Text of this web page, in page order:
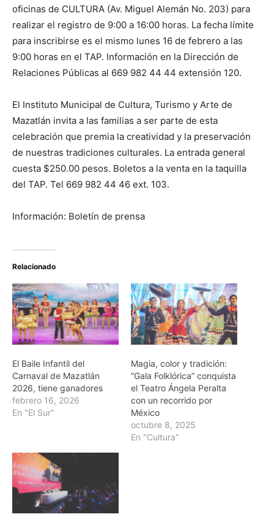
oficinas de CULTURA (Av. Miguel Alemán No. 203) para
realizar el registro de 9:00 a 16:00 horas. La fecha límite
para inscribirse es el mismo lunes 16 de febrero a las
9:00 horas en el TAP. Información en la Dirección de
Relaciones Públicas al 669 982 44 44 extensión 120.
El Instituto Municipal de Cultura, Turismo y Arte de
Mazatlán invita a las familias a ser parte de esta
celebración que premia la creatividad y la preservación
de nuestras tradiciones culturales. La entrada general
cuesta $250.00 pesos. Boletos a la venta en la taquilla
del TAP. Tel 669 982 44 46 ext. 103.
Información: Boletín de prensa
Relacionado
El Baile Infantil del
Carnaval de Mazatlán
2026, tiene ganadores
febrero 16, 2026
En "El Sur"
Magia, color y tradición:
“Gala Folklórica” conquista
el Teatro Ángela Peralta
con un recorrido por
México
octubre 8, 2025
En "Cultura"